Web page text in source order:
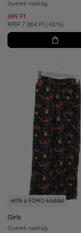
Gyerek nadrág
699 Ft
Ajánlott ár:
RRP 7 864 Ft (-91%)
-60% a FOMO kóddal
Girls
Gyerek nadrág